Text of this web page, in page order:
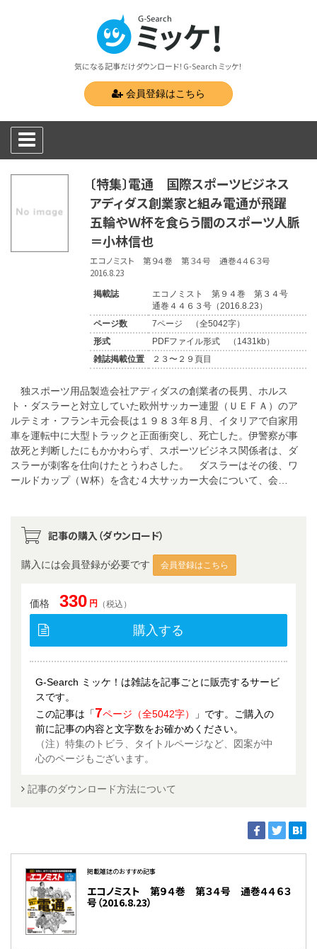
気になる記事だけダウンロード！G-Search ミッケ！
会員登録はこちら
〔特集〕電通 国際スポーツビジネス
アディダス創業家と組み電通が飛躍
五輪やＷ杯を食らう闇のスポーツ人脈
＝小林信也
エコノミスト 第９４巻 第３４号 通巻４４６３号
2016.8.23
掲載誌
エコノミスト 第９４巻 第３４号
通巻４４６３号（2016.8.23）
ページ数
7ページ （全5042字）
形式
PDFファイル形式 （1431kb）
雑誌掲載位置
２３〜２９頁目
独スポーツ用品製造会社アディダスの創業者の長男、ホルス
ト・ダスラーと対立していた欧州サッカー連盟（ＵＥＦＡ）のア
ルテミオ・フランキ元会長は１９８３年８月、イタリアで自家用
車を運転中に大型トラックと正面衝突し、死亡した。伊警察が事
故死と判断したにもかかわらず、スポーツビジネス関係者は、ダ
スラーが刺客を仕向けたとうわさした。 ダスラーはその後、ワ
ールドカップ（Ｗ杯）を含む４大サッカー大会について、会…
記事の購入（ダウンロード）
購入には会員登録が必要です 会員登録はこちら
価格 330 円 （税込）
購入する
G-Search ミッケ！は雑誌を記事ごとに販売するサービ
スです。
この記事は「7ページ（全5042字）
」です。ご購入の
前に記事の内容と文字数をお確かめください。
（注）特集のトビラ、タイトルページなど、図案が中
心のページもございます。
記事のダウンロード方法について
掲載雑誌のおすすめ記事
エコノミスト 第９４巻 第３４号 通巻４４６３
号（2016.8.23）